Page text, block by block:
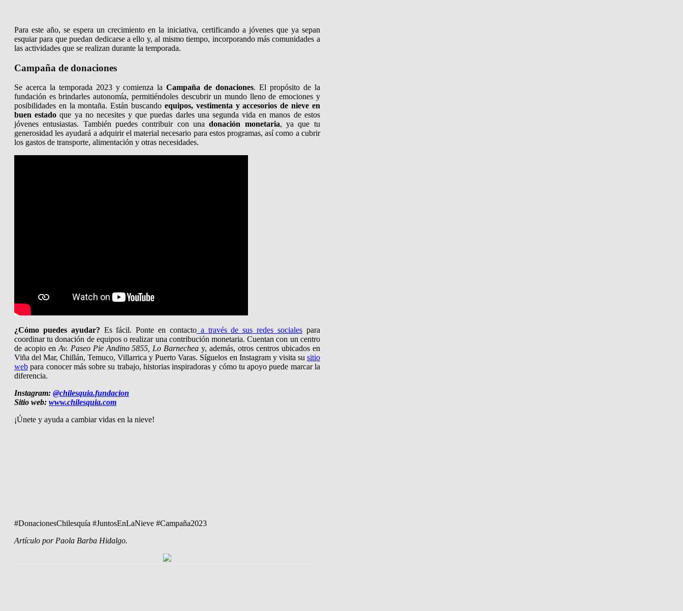
Para este año, se espera un crecimiento en la iniciativa, certificando a jóvenes que ya sepan
esquiar para que puedan dedicarse a ello y, al mismo tiempo, incorporando más comunidades a
las actividades que se realizan durante la temporada.
Campaña de donaciones
Se acerca la temporada 2023 y comienza laCampaña de donaciones. El propósito de la
fundación es brindarles autonomía, permitiéndoles descubrir un mundo lleno de emociones y
posibilidades en la montaña. Están buscando equipos, vestimenta y accesorios de nieve en
buen estado que ya no necesites y que puedas darles una segunda vida en manos de estos
jóvenes entusiastas. También puedes contribuir con unadonación monetaria, ya que tu
generosidad les ayudará a adquirir el material necesario para estos programas, así como a cubrir
los gastos de transporte, alimentación y otras necesidades.
¿Cómo puedes ayudar? Es fácil. Ponte en contactoa través de sus redes socialespara
coordinar tu donación de equipos o realizar una contribución monetaria. Cuentan con un centro
de acopio en Av. Paseo Pie Andino 5855, Lo Barnechea y, además, otros centros ubicados en
Viña del Mar, Chillán, Temuco, Villarrica y Puerto Varas. Síguelos en Instagram y visita su sitio
web para conocer más sobre su trabajo, historias inspiradoras y cómo tu apoyo puede marcar la
diferencia.
Instagram: @chilesquia.fundacion
Sitio web: www.chilesquia.com
¡Únete y ayuda a cambiar vidas en la nieve!
#DonacionesChilesquía #JuntosEnLaNieve #Campaña2023
Artículo por Paola Barba Hidalgo.